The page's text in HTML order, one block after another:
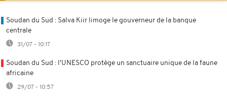
Soudan du Sud : Salva Kiir limoge le gouverneur de la banque
centrale
31/07 - 10:17
Soudan du Sud : l'UNESCO protège un sanctuaire unique de la faune
africaine
29/07 - 10:57